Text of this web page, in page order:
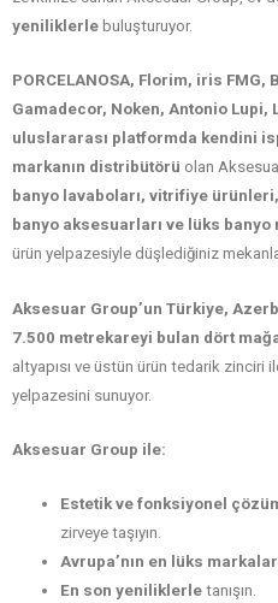
yeniliklerle buluşturuyor.
PORCELANOSA, Florim, iris
Gamadecor, Noken, Antonio Lupi,
uluslararası platformda kendini
markanın distribütörü olan
banyo lavaboları, vitrifiye
banyo aksesuarları ve lüks banyo
ürün yelpazesiyle düşlediğiniz
Aksesuar Group’un Türkiye,
7.500 metrekareyi bulan dört
altyapısı ve üstün ürün tedarik zinciri
yelpazesini sunuyor.
Aksesuar Group ile:
Estetik ve fonksiyonel
zirveye taşıyın.
Avrupa’nın en lüks
En son yeniliklerletanışın.